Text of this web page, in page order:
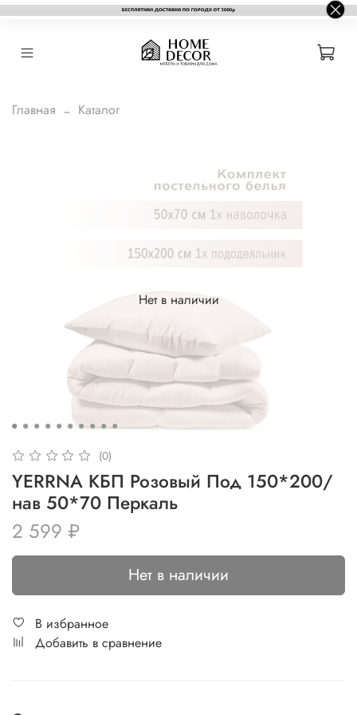
Главная Каталог
Нет в наличии
(0)
YERRNA КБП Розовый Под 150*200/
нав 50*70 Перкаль
2 599 ₽
Нет в наличии
В избранное
Добавить в сравнение